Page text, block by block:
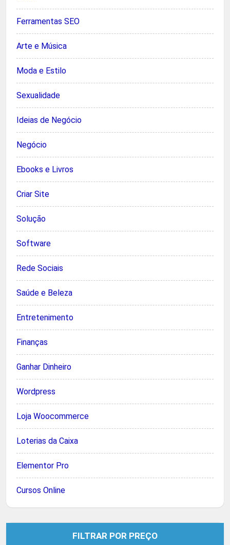
Ferramentas SEO
Arte e Música
Moda e Estilo
Sexualidade
Ideias de Negócio
Negócio
Ebooks e Livros
Criar Site
Solução
Software
Rede Sociais
Saúde e Beleza
Entretenimento
Finanças
Ganhar Dinheiro
Wordpress
Loja Woocommerce
Loterias da Caixa
Elementor Pro
Cursos Online
FILTRAR POR PREÇO